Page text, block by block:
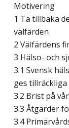
Motivering
1 Ta tillbaka
välfärden
2 Välfärdens
3 Hälso- och
3.1 Svensk
ges
3.2 Brist på
3.3 Åtgärder
3.4